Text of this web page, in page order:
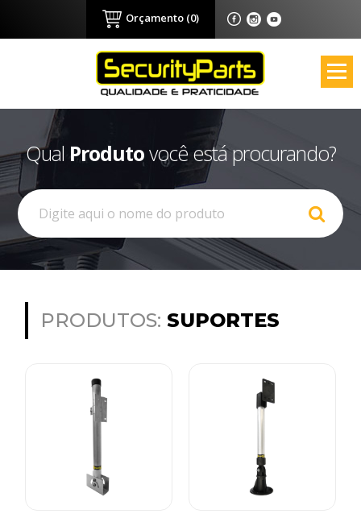
Orçamento (0)
Qual Produtovocê está procurando?
PRODUTOS: SUPORTES